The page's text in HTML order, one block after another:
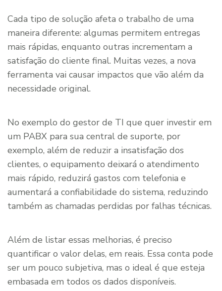
Cada tipo de solução afeta o trabalho de uma
maneira diferente: algumas permitem entregas
mais rápidas, enquanto outras incrementam a
satisfação do cliente final. Muitas vezes, a nova
ferramenta vai causar impactos que vão além da
necessidade original.
No exemplo do gestor de TI que quer investir em
um PABX para sua central de suporte, por
exemplo, além de reduzir a insatisfação dos
clientes, o equipamento deixará o atendimento
mais rápido, reduzirá gastos com telefonia e
aumentará a confiabilidade do sistema, reduzindo
também as chamadas perdidas por falhas técnicas.
Além de listar essas melhorias, é preciso
quantificar o valor delas, em reais. Essa conta pode
ser um pouco subjetiva, mas o ideal é que esteja
embasada em todos os dados disponíveis.